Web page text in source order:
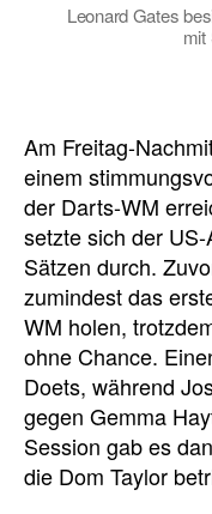
Leonard Gates
mit
Am Freitag-
einem
der Darts-WM
setzte sich der
Sätzen durch.
zumindest das
WM holen,
ohne Chance.
Doets, während
gegen Gemma
Session gab es
die Dom Taylor